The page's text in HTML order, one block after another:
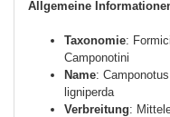
Allgemeine
Taxonomie:
Camponotini
Name:
ligniperda
Verbreitung: